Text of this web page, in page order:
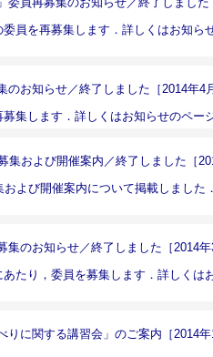
委員を再募集します．詳しくはお知ら
のお知らせ／終了しました［2014年4
募集します．詳しくはお知らせのペー
集および開催案内／終了しました［
よび開催案内について掲載しました
集のお知らせ／終了しました［2014
あたり，委員を募集します．詳しくは
りに関する講習会」のご案内［2014